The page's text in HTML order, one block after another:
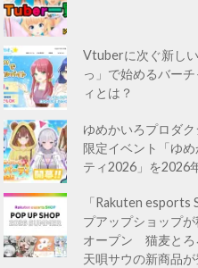
Vtuberに次ぐ新し
っ」で始めるバー
ィとは？
ゆめかいろプロダ
限定イベント「ゆ
ティ2026」を2026
「Rakuten esports
プアップショップ
オープン 猫麦とろ
天唄サウの新商品